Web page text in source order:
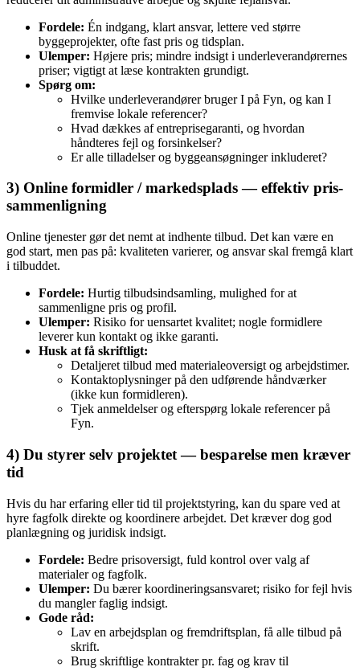
Fordele: Én indgang, klart ansvar, lettere ved større
byggeprojekter, ofte fast pris og tidsplan.
Ulemper: Højere pris; mindre indsigt i underleverandørernes
priser; vigtigt at læse kontrakten grundigt.
Spørg om:
Hvilke underleverandører bruger I på Fyn, og kan I
fremvise lokale referencer?
Hvad dækkes af entreprisegaranti, og hvordan
håndteres fejl og forsinkelser?
Er alle tilladelser og byggeansøgninger inkluderet?
3) Online formidler / markedsplads — effektiv pris­
sammenligning
Online tjenester gør det nemt at indhente tilbud. Det kan være en
god start, men pas på: kvaliteten varierer, og ansvar skal fremgå klart
i tilbuddet.
Fordele: Hurtig tilbudsindsamling, mulighed for at
sammenligne pris og profil.
Ulemper: Risiko for uensartet kvalitet; nogle formidlere
leverer kun kontakt og ikke garanti.
Husk at få skriftligt:
Detaljeret tilbud med materialeoversigt og arbejdstimer.
Kontaktoplysninger på den udførende håndværker
(ikke kun formidleren).
Tjek anmeldelser og efterspørg lokale referencer på
Fyn.
4) Du styrer selv projektet — besparelse men kræver
tid
Hvis du har erfaring eller tid til projektstyring, kan du spare ved at
hyre fagfolk direkte og koordinere arbejdet. Det kræver dog god
planlægning og juridisk indsigt.
Fordele: Bedre prisoversigt, fuld kontrol over valg af
materialer og fagfolk.
Ulemper: Du bærer koordineringsansvaret; risiko for fejl hvis
du mangler faglig indsigt.
Gode råd:
Lav en arbejdsplan og fremdriftsplan, få alle tilbud på
skrift.
Brug skriftlige kontrakter pr. fag og krav til